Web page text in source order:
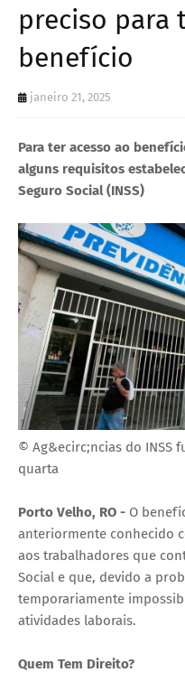
preciso para
benefício
janeiro 21, 2025
Para ter acesso ao
alguns requisitos
Seguro Social (INSS)
© Ag&ecirc;ncias do INSS
quarta
Porto Velho, RO - O
anteriormente conhecido
aos trabalhadores que
Social e que, devido a
temporariamente
atividades laborais.
Quem Tem Direito?